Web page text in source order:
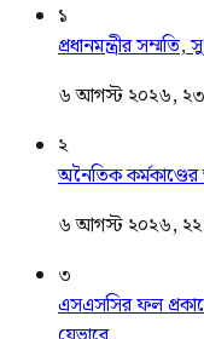
১
প্রধানমন্ত্রীর
৬ আগস্ট ২০২৬,
২
অনৈতিক কর্মকাণ্ডের
৬ আগস্ট ২০২৬,
৩
এসএসসির ফল